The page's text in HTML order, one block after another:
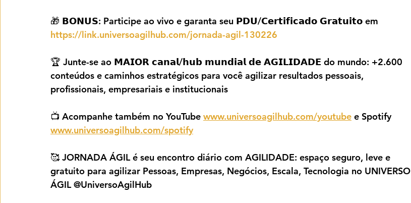
🎁 𝗕𝗢𝗡𝗨𝗦: Participe ao vivo e garanta seu 𝗣𝗗𝗨/𝗖𝗲𝗿𝘁𝗶𝗳𝗶𝗰𝗮𝗱𝗼 𝗚𝗿𝗮𝘁𝘂𝗶𝘁𝗼 em
https://link.universoagilhub.com/jornada-agil-130226
🏆 Junte-se ao 𝗠𝗔𝗜𝗢𝗥 𝗰𝗮𝗻𝗮𝗹/𝗵𝘂𝗯 𝗺𝘂𝗻𝗱𝗶𝗮𝗹 𝗱𝗲 𝗔𝗚𝗜𝗟𝗜𝗗𝗔𝗗𝗘 do mundo: +2.600
conteúdos e caminhos estratégicos para você agilizar resultados pessoais,
profissionais, empresariais e institucionais
📺 Acompanhe também no YouTube www.universoagilhub.com/youtube e Spotify
www.universoagilhub.com/spotify
🥰 JORNADA ÁGIL é seu encontro diário com AGILIDADE: espaço seguro, leve e
gratuito para agilizar Pessoas, Empresas, Negócios, Escala, Tecnologia no UNIVERSO
ÁGIL @UniversoAgilHub